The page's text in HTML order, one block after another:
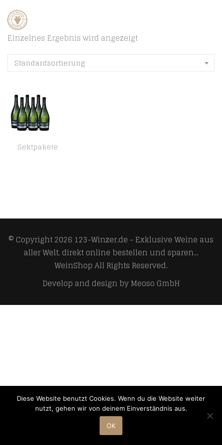
Einzelnes Ergebnis wird angezeigt
Standardsortierung
Sektpakete
© Copyright 2026 123-Winzer.de - Exklusive Weine aus
aller Welt, direkt online bestellen und sparen...
WeinShopAll Rights Reserved.
Develop and design byMeoso GmbH
Diese Website benutzt Cookies. Wenn du die Website weiter
nutzt, gehen wir von deinem Einverständnis aus.
OK